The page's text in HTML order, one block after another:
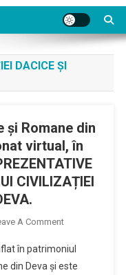
DACICE ȘI
și Romane din
virtual, în
CIVILIZAȚIEI
A CommentOn
Civilizației
Dacice
în patrimoniul
din Deva și este